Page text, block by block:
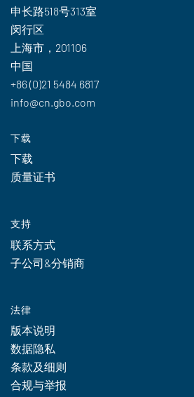
申长路518号313室
闵行区
上海市，201106
中国
+86 (0)21 5484 6817
info@cn.gbo.com
下载
下载
质量证书
支持
联系方式
子公司&分销商
法律
版本说明
数据隐私
条款及细则
合规与举报